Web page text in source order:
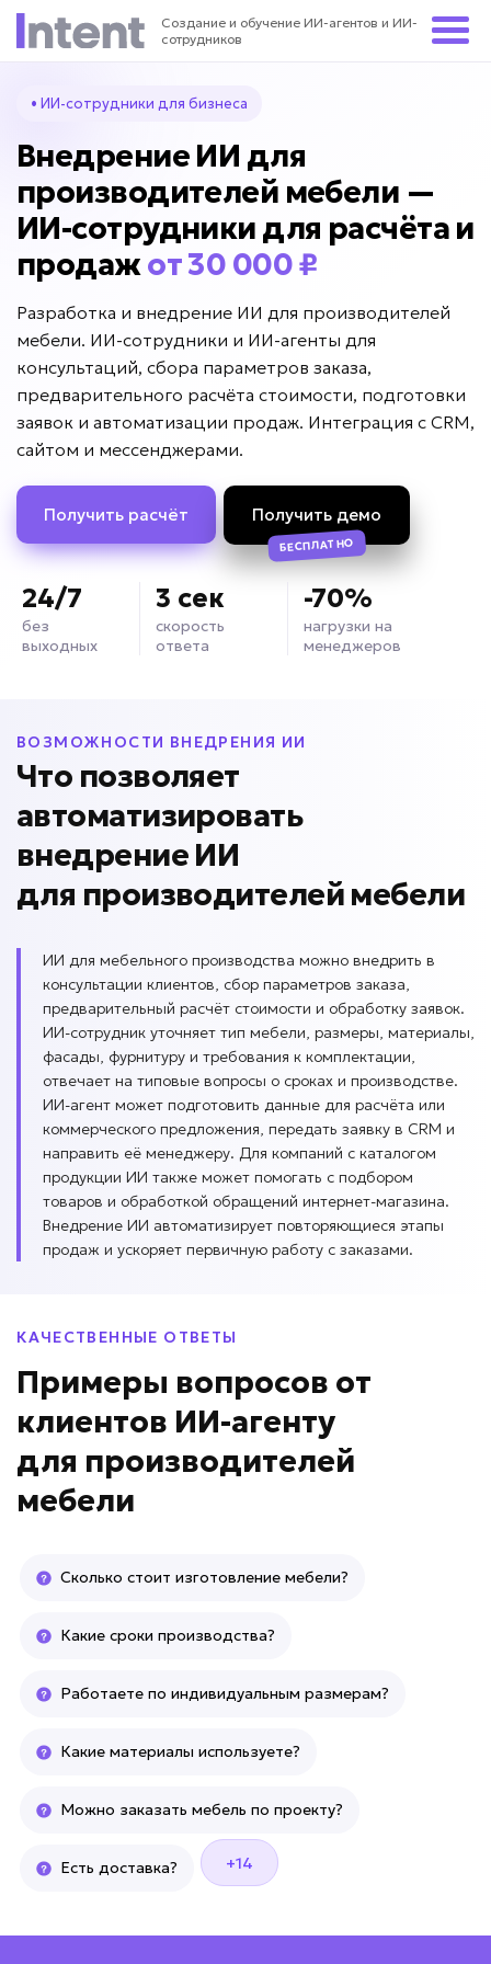
Создание и обучение ИИ-агентов и ИИ-
сотрудников
• ИИ-сотрудники для бизнеса
Внедрение ИИ для
производителей мебели —
ИИ-сотрудники для расчёта и
продажот 30 000 ₽
Разработка и внедрение ИИ для производителей
мебели. ИИ-сотрудники и ИИ-агенты для
консультаций, сбора параметров заказа,
предварительного расчёта стоимости, подготовки
заявок и автоматизации продаж. Интеграция с CRM,
сайтом и мессенджерами.
Получить расчёт Получить демо
БЕСПЛАТНО
24/7
без
выходных
3 сек
скорость
ответа
-70%
нагрузки на
менеджеров
ВОЗМОЖНОСТИ ВНЕДРЕНИЯ ИИ
Что позволяет
автоматизировать
внедрение ИИ
для производителей мебели
ИИ для мебельного производства можно внедрить в
консультации клиентов, сбор параметров заказа,
предварительный расчёт стоимости и обработку заявок.
ИИ-сотрудник уточняет тип мебели, размеры, материалы,
фасады, фурнитуру и требования к комплектации,
отвечает на типовые вопросы о сроках и производстве.
ИИ-агент может подготовить данные для расчёта или
коммерческого предложения, передать заявку в CRM и
направить её менеджеру. Для компаний с каталогом
продукции ИИ также может помогать с подбором
товаров и обработкой обращений интернет-магазина.
Внедрение ИИ автоматизирует повторяющиеся этапы
продаж и ускоряет первичную работу с заказами.
КАЧЕСТВЕННЫЕ ОТВЕТЫ
Примеры вопросов от
клиентов ИИ-агенту
для производителей
мебели
Сколько стоит изготовление мебели?
Какие сроки производства?
Работаете по индивидуальным размерам?
Какие материалы используете?
Можно заказать мебель по проекту?
Есть доставка? +14